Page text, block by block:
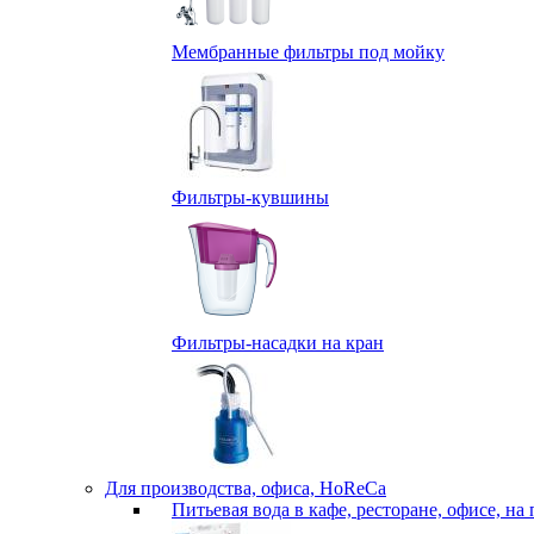
Мембранные фильтры под мойку
Фильтры-кувшины
Фильтры-насадки на кран
Для производства, офиса, HoReCa
Питьевая вода в кафе, ресторане, офисе, на